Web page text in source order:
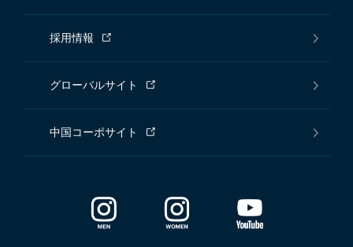
採用情報
グローバルサイト
中国コーポサイト